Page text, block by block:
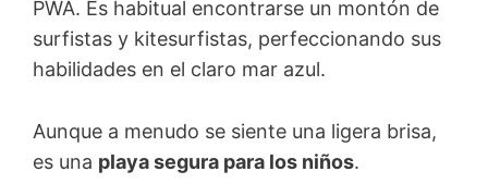
PWA. Es habitual encontrarse un montón de
surfistas y kitesurfistas, perfeccionando sus
habilidades en el claro mar azul.
Aunque a menudo se siente una ligera brisa,
es una playa segura para los niños.